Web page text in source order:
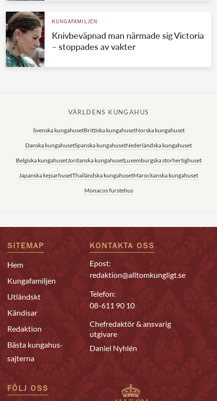
KUNGAFAMILJEN
Knivbeväpnad man närmade sig Victoria
– stoppades av vakter
VÄRLDENS KUNGAHUS
Svenska kungahusetBrittiska kungahusetNorska kungahuset
Danska kungahusetSpanska kungahusetNederländska kungahuset
Belgiska kungahusetJordanska kungahusetLuxemburgska storhertighuset
Japanska kejsarhusetThailändska kungahusetMarockanska kungahuset
Monacos furstehus
SITEMAP
Hem
Kungafamiljen
Utländskt
Kändisar
Redaktion
Bästa kungahus-
sajterna
KONTAKTA OSS
Epost:
redaktion@alltomkungligt.se
Telefon:
08-611 90 10
Chefredaktör & ansvarig
utgivare
Daniel Nyhlén
FÖLJ OSS